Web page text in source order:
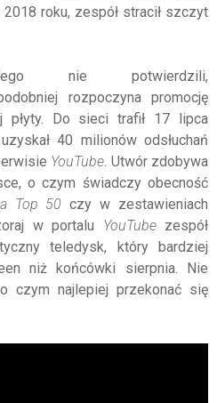
roku, zespół stracił szczyt
nie potwierdzili,
rozpoczyna promocję
płyty. Do sieci trafił 17 lipca
40 milionów odsłuchań
YouTube. Utwór zdobywa
o czym świadczy obecność
Top 50 czy w zestawieniach
w portalu YouTubezespół
teledysk, który bardziej
niż końcówki sierpnia. Nie
czym najlepiej przekonać się